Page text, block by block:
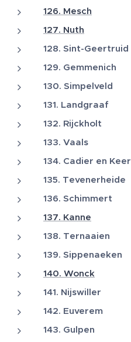
126. Mesch
127. Nuth
128. Sint-Geertruid
129. Gemmenich
130. Simpelveld
131. Landgraaf
132. Rijckholt
133. Vaals
134. Cadier en Keer
135. Tevenerheide
136. Schimmert
137. Kanne
138. Ternaaien
139. Sippenaeken
140. Wonck
141. Nijswiller
142. Euverem
143. Gulpen